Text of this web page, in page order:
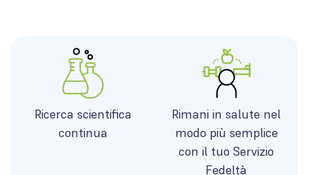
Ricerca scientifica
continua
Rimani in salute nel
modo più semplice
con il tuo Servizio
Fedeltà